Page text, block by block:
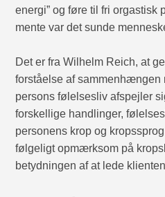
energi” og føre til fri orgastisk
mente var det sunde
Det er fra Wilhelm Reich, at
forståelse af sammenhængen
persons følelsesliv afspejler
forskellige handlinger,
personens krop og
følgeligt opmærksom på
betydningen af at lede